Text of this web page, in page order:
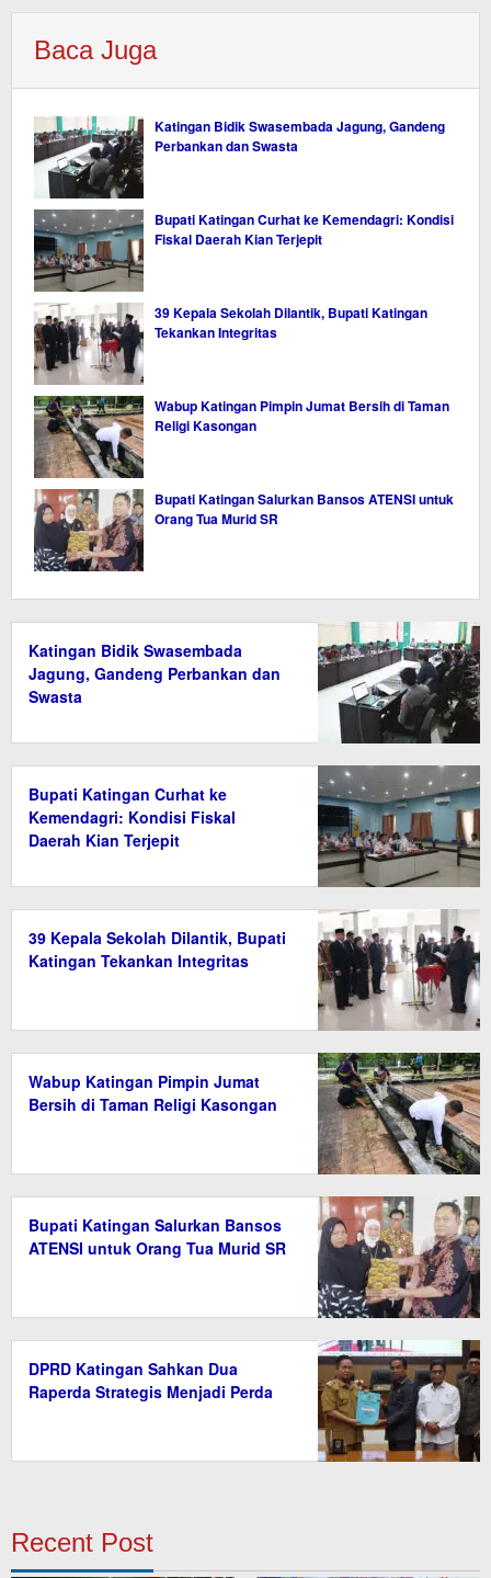
Baca Juga
Katingan Bidik Swasembada Jagung, Gandeng
Perbankan dan Swasta
Bupati Katingan Curhat ke Kemendagri: Kondisi
Fiskal Daerah Kian Terjepit
39 Kepala Sekolah Dilantik, Bupati Katingan
Tekankan Integritas
Wabup Katingan Pimpin Jumat Bersih di Taman
Religi Kasongan
Bupati Katingan Salurkan Bansos ATENSI untuk
Orang Tua Murid SR
Katingan Bidik Swasembada
Jagung, Gandeng Perbankan dan
Swasta
Bupati Katingan Curhat ke
Kemendagri: Kondisi Fiskal
Daerah Kian Terjepit
39 Kepala Sekolah Dilantik, Bupati
Katingan Tekankan Integritas
Wabup Katingan Pimpin Jumat
Bersih di Taman Religi Kasongan
Bupati Katingan Salurkan Bansos
ATENSI untuk Orang Tua Murid SR
DPRD Katingan Sahkan Dua
Raperda Strategis Menjadi Perda
Recent Post